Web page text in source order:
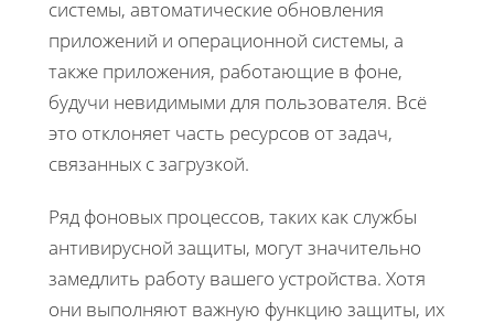
системы, автоматические обновления
приложений и операционной системы, а
также приложения, работающие в фоне,
будучи невидимыми для пользователя. Всё
это отклоняет часть ресурсов от задач,
связанных с загрузкой.
Ряд фоновых процессов, таких как службы
антивирусной защиты, могут значительно
замедлить работу вашего устройства. Хотя
они выполняют важную функцию защиты, их